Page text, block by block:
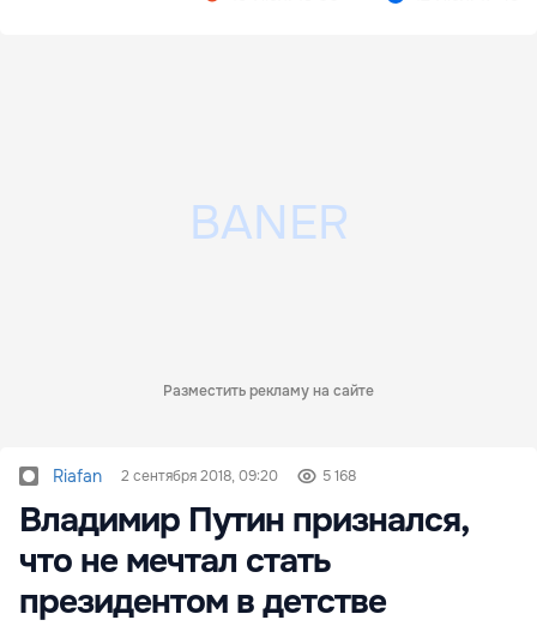
Разместить рекламу на сайте
Riafan 2 сентября 2018, 09:20 5 168
Владимир Путин признался,
что не мечтал стать
президентом в детстве